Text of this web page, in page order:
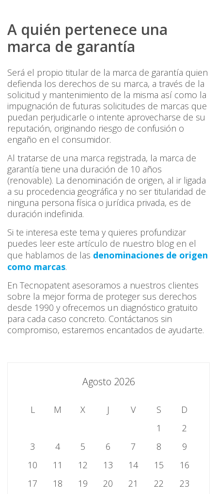
A quién pertenece una
marca de garantía
Será el propio titular de la marca de garantía quien
defienda los derechos de su marca, a través de la
solicitud y mantenimiento de la misma así como la
impugnación de futuras solicitudes de marcas que
puedan perjudicarle o intente aprovecharse de su
reputación, originando riesgo de confusión o
engaño en el consumidor.
Al tratarse de una marca registrada, la marca de
garantía tiene una duración de 10 años
(renovable). La denominación de origen, al ir ligada
a su procedencia geográfica y no ser titularidad de
ninguna persona física o jurídica privada, es de
duración indefinida.
Si te interesa este tema y quieres profundizar
puedes leer este artículo de nuestro blog en el
que hablamos de las denominaciones de origen
como marcas.
En Tecnopatent asesoramos a nuestros clientes
sobre la mejor forma de proteger sus derechos
desde 1990 y ofrecemos un diagnóstico gratuito
para cada caso concreto. Contáctanos sin
compromiso, estaremos encantados de ayudarte.
Agosto 2026
L M X J V S
D
1
2
3
4 5 6 7 8
9
10
11 12 13 14 15
16
17
18 19 20 21 22 23